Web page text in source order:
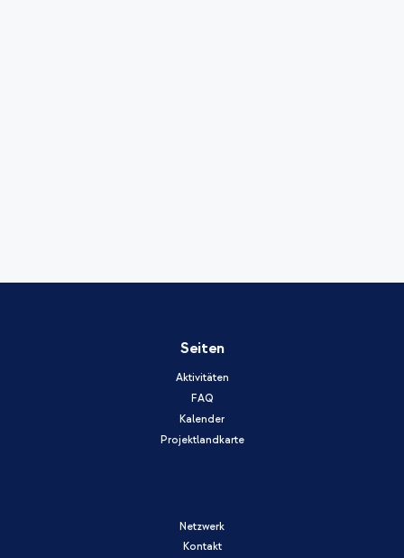
Seiten
Aktivitäten
FAQ
Kalender
Projektlandkarte
Netzwerk
Kontakt